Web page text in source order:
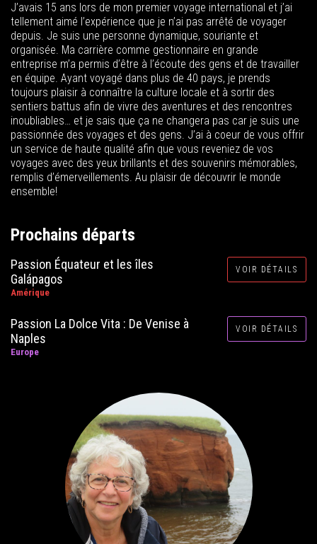
J’avais 15 ans lors de mon premier voyage international et j’ai
tellement aimé l’expérience que je n’ai pas arrêté de voyager
depuis. Je suis une personne dynamique, souriante et
organisée. Ma carrière comme gestionnaire en grande
entreprise m’a permis d’être à l’écoute des gens et de travailler
en équipe. Ayant voyagé dans plus de 40 pays, je prends
toujours plaisir à connaître la culture locale et à sortir des
sentiers battus afin de vivre des aventures et des rencontres
inoubliables… et je sais que ça ne changera pas car je suis une
passionnée des voyages et des gens. J’ai à coeur de vous offrir
un service de haute qualité afin que vous reveniez de vos
voyages avec des yeux brillants et des souvenirs mémorables,
remplis d’émerveillements. Au plaisir de découvrir le monde
ensemble!
Prochains départs
Passion Équateur et les îles
Galápagos
Amérique
VOIR DÉTAILS
Passion La Dolce Vita : De Venise à
Naples
Europe
VOIR DÉTAILS